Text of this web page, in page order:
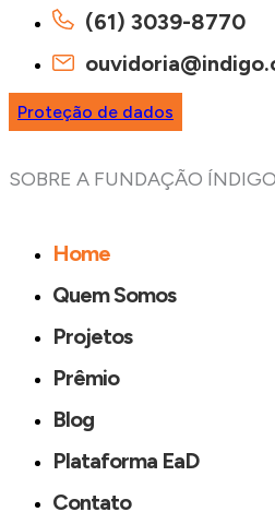
(61) 3039-8770
Proteção de dados
SOBRE A FUNDAÇÃO ÍNDIGO
Home
Quem Somos
Projetos
Prêmio
Blog
Plataforma EaD
Contato